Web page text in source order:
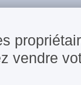
vendre